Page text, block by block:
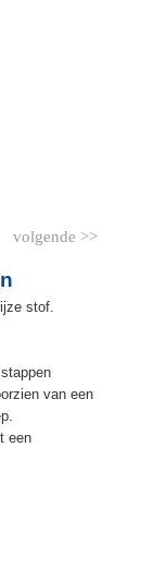
volgende >>
stof.
van een
een